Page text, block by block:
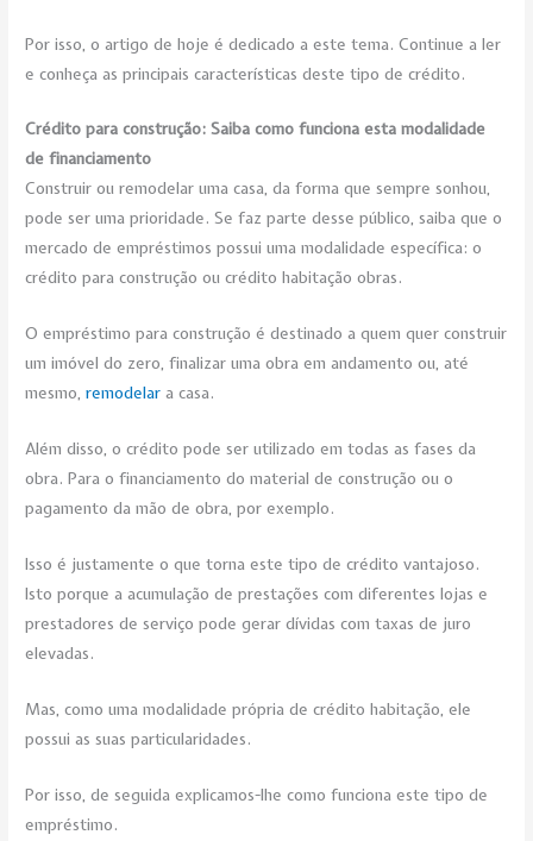
Por isso, o artigo de hoje é dedicado a este tema. Continue a ler
e conheça as principais características deste tipo de crédito.
Crédito para construção: Saiba como funciona esta modalidade
de financiamento
Construir ou remodelar uma casa, da forma que sempre sonhou,
pode ser uma prioridade. Se faz parte desse público, saiba que o
mercado de empréstimos possui uma modalidade específica: o
crédito para construção ou crédito habitação obras.
O empréstimo para construção é destinado a quem quer construir
um imóvel do zero, finalizar uma obra em andamento ou, até
mesmo,remodelar a casa.
Além disso, o crédito pode ser utilizado em todas as fases da
obra. Para o financiamento do material de construção ou o
pagamento da mão de obra, por exemplo.
Isso é justamente o que torna este tipo de crédito vantajoso.
Isto porque a acumulação de prestações com diferentes lojas e
prestadores de serviço pode gerar dívidas com taxas de juro
elevadas.
Mas, como uma modalidade própria de crédito habitação, ele
possui as suas particularidades.
Por isso, de seguida explicamos-lhe como funciona este tipo de
empréstimo.